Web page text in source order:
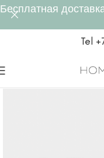
Tel
Бесплатная